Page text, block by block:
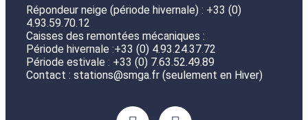
Répondeur neige (période hivernale) : +33 (0)
4.93.59.70.12
Caisses des remontées mécaniques :
Période hivernale :+33 (0) 4.93.24.37.72
Période estivale : +33 (0) 7.63.52.49.89
Contact : stations@smga.fr (seulement en Hiver)